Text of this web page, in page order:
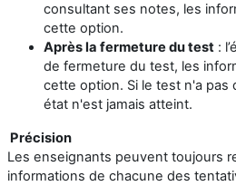
consultant ses notes, les
cette option.
Après la fermeture du test :
de fermeture du test, les
cette option. Si le test n'a
état n'est jamais atteint.
Précision
Les enseignants peuvent toujours
informations de chacune des